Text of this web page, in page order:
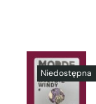
SZCZEGÓŁY